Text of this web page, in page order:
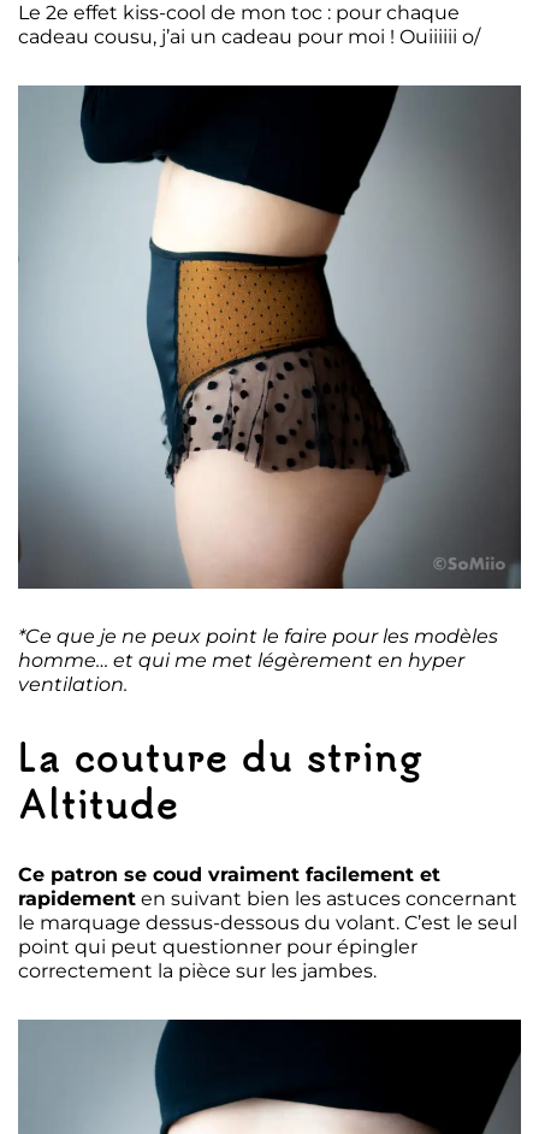
Le 2e effet kiss-cool de mon toc : pour chaque
cadeau cousu, j’ai un cadeau pour moi ! Ouiiiiii o/
*Ce que je ne peux point le faire pour les modèles
homme… et qui me met légèrement en hyper
ventilation.
La couture du string
Altitude
Ce patron se coud vraiment facilement et
rapidement en suivant bien les astuces concernant
le marquage dessus-dessous du volant. C’est le seul
point qui peut questionner pour épingler
correctement la pièce sur les jambes.